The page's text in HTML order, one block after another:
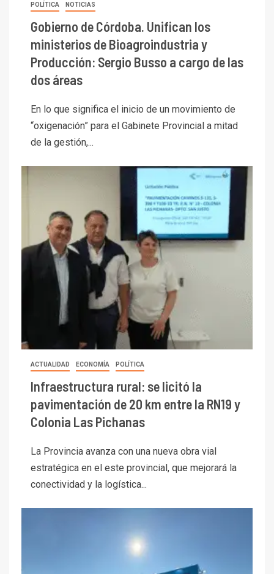
POLÍTICA NOTICIAS
Gobierno de Córdoba. Unifican los
ministerios de Bioagroindustria y
Producción: Sergio Busso a cargo de las
dos áreas
En lo que significa el inicio de un movimiento de
“oxigenación” para el Gabinete Provincial a mitad
de la gestión,...
ACTUALIDAD ECONOMÍA POLÍTICA
Infraestructura rural: se licitó la
pavimentación de 20 km entre la RN19 y
Colonia Las Pichanas
La Provincia avanza con una nueva obra vial
estratégica en el este provincial, que mejorará la
conectividad y la logística...